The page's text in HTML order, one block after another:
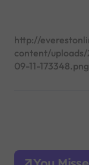
http://
content/
09-11-173348.png